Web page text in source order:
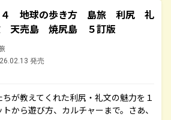
４ 地球の歩き方 島旅 利尻 礼
天売島 焼尻島 ５訂版
発売
が教えてくれた利尻・礼文の魅力を１
から遊び方、カルチャーまで。さあ、